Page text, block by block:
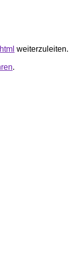
weiterzuleiten.
.